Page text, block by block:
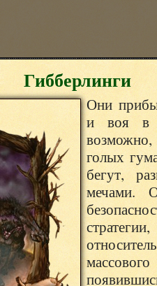
Гибберлинги
Они
и воя в
голых
бегут,
мечами.